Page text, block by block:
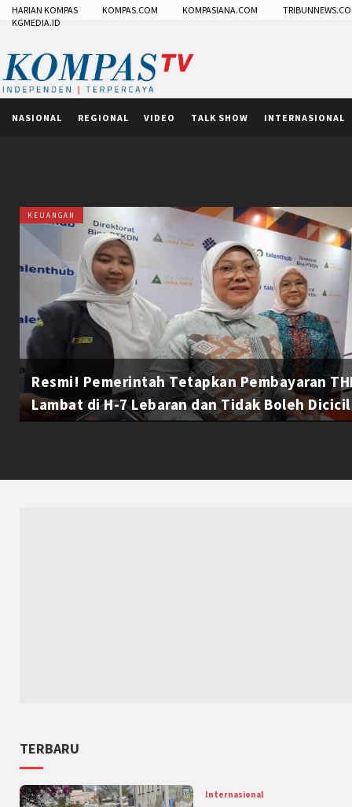
HARIAN KOMPAS KOMPAS.COM KOMPASIANA.COM
KGMEDIA.ID
NASIONAL REGIONAL VIDEO TALK SHOW INTERNASIONAL
KEUANGAN
Resmi! Pemerintah Tetapkan Pembayaran
Lambat di H-7 Lebaran dan Tidak Boleh Dicicil
TERBARU
Internasional